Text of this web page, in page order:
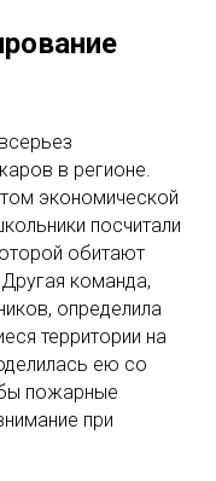
в регионе.
экономической
посчитали
обитают
команда,
определила
территории на
ею со
пожарные
при